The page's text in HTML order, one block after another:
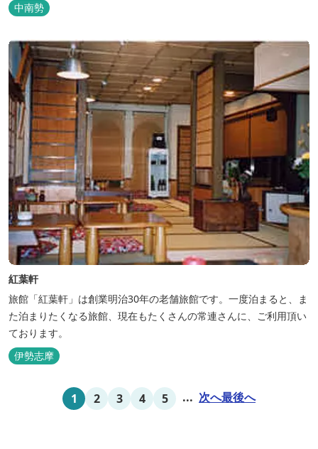
中南勢
紅葉軒
旅館「紅葉軒」は創業明治30年の老舗旅館です。一度泊まると、ま
た泊まりたくなる旅館、現在もたくさんの常連さんに、ご利用頂い
ております。
伊勢志摩
1 2 3 4 5 ... 次へ最後へ